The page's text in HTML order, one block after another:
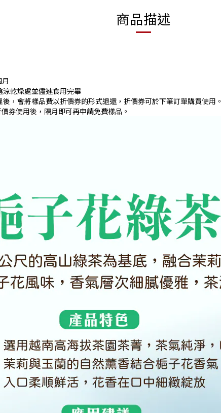
商品描述
乾燥處並儘速食用完畢
，會將樣品費以折價券的形式退還，折價券可於下筆訂單購買使用。
券使用後，隔月即可再申請免費樣品。